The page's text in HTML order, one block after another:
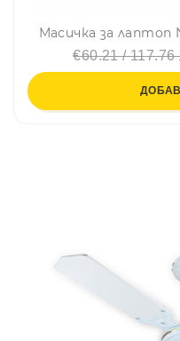
Масичка за лаптоп
€60.21 / 117.76